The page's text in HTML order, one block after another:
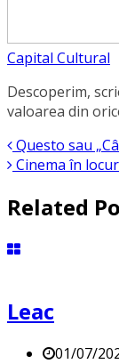
Capital Cultural
Descoperim,
valoarea din
Questo sau
Cinema în
Related
Leac
01/07/